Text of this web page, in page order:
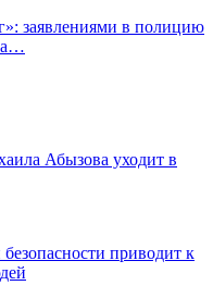
заявлениями в полицию
Абызова уходит в
приводит к